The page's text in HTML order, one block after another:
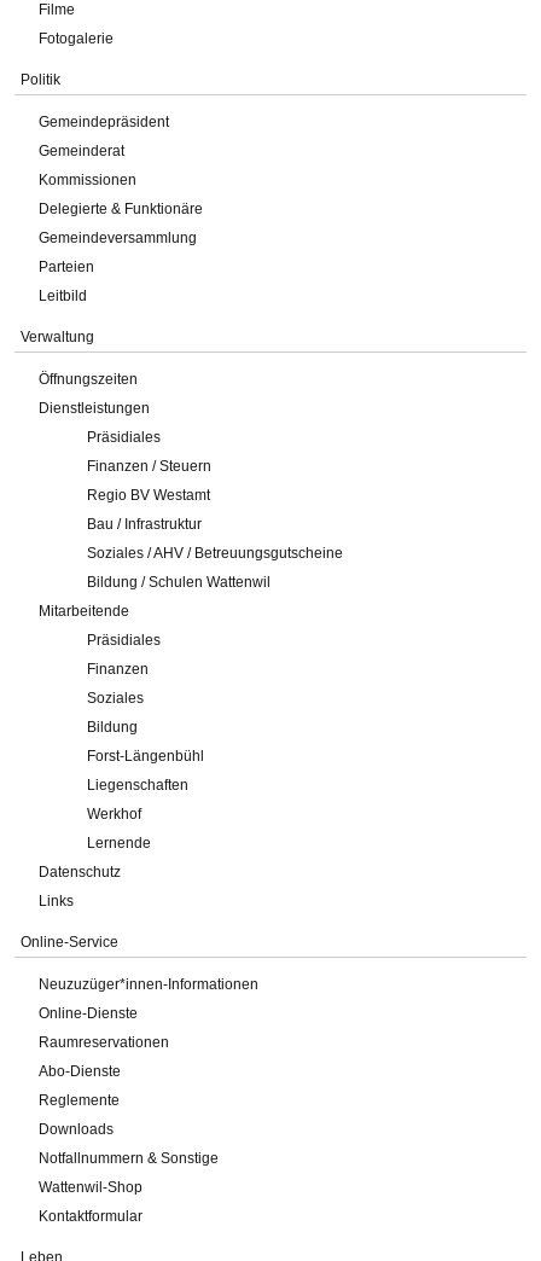
Filme
Fotogalerie
Politik
Gemeindepräsident
Gemeinderat
Kommissionen
Delegierte & Funktionäre
Gemeindeversammlung
Parteien
Leitbild
Verwaltung
Öffnungszeiten
Dienstleistungen
Präsidiales
Finanzen / Steuern
Regio BV Westamt
Bau / Infrastruktur
Soziales / AHV / Betreuungsgutscheine
Bildung / Schulen Wattenwil
Mitarbeitende
Präsidiales
Finanzen
Soziales
Bildung
Forst-Längenbühl
Liegenschaften
Werkhof
Lernende
Datenschutz
Links
Online-Service
Neuzuzüger*innen-Informationen
Online-Dienste
Raumreservationen
Abo-Dienste
Reglemente
Downloads
Notfallnummern & Sonstige
Wattenwil-Shop
Kontaktformular
Leben